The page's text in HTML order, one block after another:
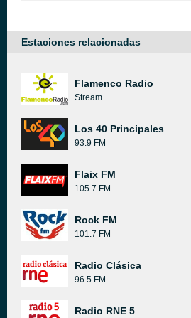
Estaciones relacionadas
Flamenco Radio
Stream
Los 40 Principales
93.9 FM
Flaix FM
105.7 FM
Rock FM
101.7 FM
Radio Clásica
96.5 FM
Radio RNE 5